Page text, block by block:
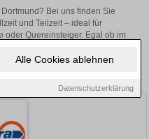
Alle Cookies ablehnen
Datenschutzerklärung
Bei uns finden Sie
und Teilzeit – ideal für
oder Quereinsteiger. Egal ob im
jetzt neue Chancen in Ihrer
passende Manager-Stellen in